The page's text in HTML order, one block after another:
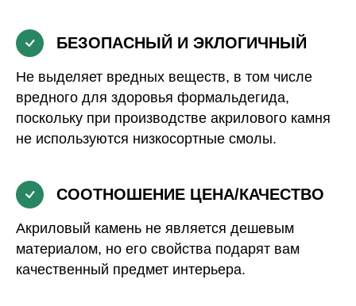
БЕЗОПАСНЫЙ И ЭКЛОГИЧНЫЙ
Не выделяет вредных веществ, в том числе
вредного для здоровья формальдегида,
поскольку при производстве акрилового камня
не используются низкосортные смолы.
СООТНОШЕНИЕ ЦЕНА/КАЧЕСТВО
Акриловый камень не является дешевым
материалом, но его свойства подарят вам
качественный предмет интерьера.